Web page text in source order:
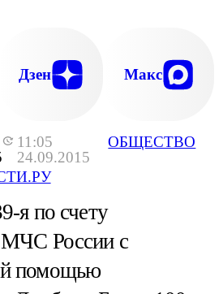
11:05
24.09.2015
ОБЩЕСТВО
Дзен Макс
я по счету
МЧС России с
помощью